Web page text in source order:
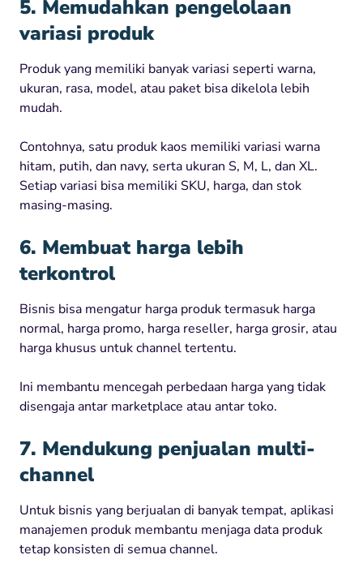
5. Memudahkan pengelolaan
variasi produk
Produk yang memiliki banyak variasi seperti warna,
ukuran, rasa, model, atau paket bisa dikelola lebih
mudah.
Contohnya, satu produk kaos memiliki variasi warna
hitam, putih, dan navy, serta ukuran S, M, L, dan XL.
Setiap variasi bisa memiliki SKU, harga, dan stok
masing-masing.
6. Membuat harga lebih
terkontrol
Bisnis bisa mengatur harga produk termasuk harga
normal, harga promo, harga reseller, harga grosir, atau
harga khusus untuk channel tertentu.
Ini membantu mencegah perbedaan harga yang tidak
disengaja antar marketplace atau antar toko.
7. Mendukung penjualan multi-
channel
Untuk bisnis yang berjualan di banyak tempat, aplikasi
manajemen produk membantu menjaga data produk
tetap konsisten di semua channel.